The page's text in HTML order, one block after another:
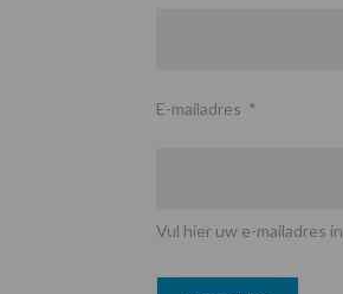
E-mailadres *
Vul hier uw e-mailadres in